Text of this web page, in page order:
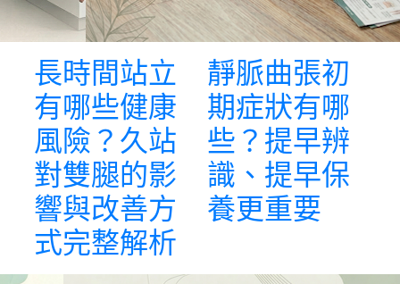
長時間站立
有哪些健康
風險？久站
對雙腿的影
響與改善方
式完整解析
靜脈曲張初
期症狀有哪
些？提早辨
識、提早保
養更重要